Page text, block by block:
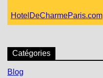
HotelDeCharmeParis.com
Catégories
Blog